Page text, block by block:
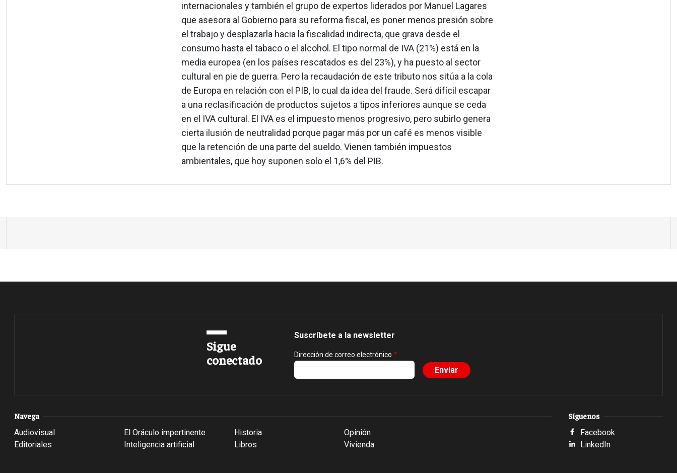
internacionales y también el grupo de expertos liderados por Manuel Lagares
que asesora al Gobierno para su reforma fiscal, es poner menos presión sobre
el trabajo y desplazarla hacia la fiscalidad indirecta, que grava desde el
consumo hasta el tabaco o el alcohol. El tipo normal de IVA (21%) está en la
media europea (en los países rescatados es del 23%), y ha puesto al sector
cultural en pie de guerra. Pero la recaudación de este tributo nos sitúa a la cola
de Europa en relación con el PIB, lo cual da idea del fraude. Será difícil escapar
a una reclasificación de productos sujetos a tipos inferiores aunque se ceda
en el IVA cultural. El IVA es el impuesto menos progresivo, pero subirlo genera
cierta ilusión de neutralidad porque pagar más por un café es menos visible
que la retención de una parte del sueldo. Vienen también impuestos
ambientales, que hoy suponen solo el 1,6% del PIB.
Sigue
conectado
Suscríbete a la newsletter
Dirección de correo electrónico
Navega
Audiovisual
Editoriales
El Oráculo impertinente
Inteligencia artificial
Historia
Libros
Opinión
Vivienda
Síguenos
Facebook
LinkedIn